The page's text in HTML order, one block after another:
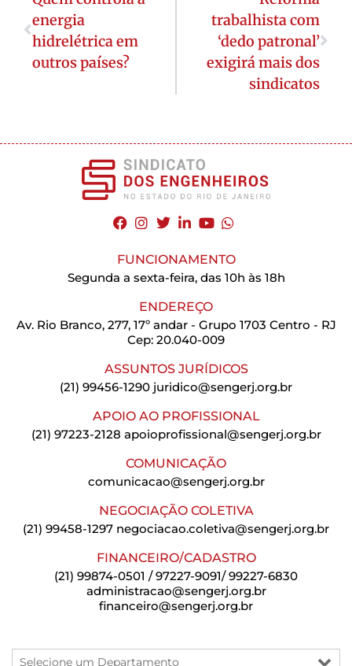
energia
hidrelétrica em
outros países?
trabalhista com
‘dedo patronal’
exigirá mais dos
sindicatos
FUNCIONAMENTO
Segunda a sexta-feira, das 10h às 18h
ENDEREÇO
Av. Rio Branco, 277, 17º andar - Grupo 1703 Centro - RJ
Cep: 20.040-009
ASSUNTOS JURÍDICOS
(21) 99456-1290 juridico@sengerj.org.br
APOIO AO PROFISSIONAL
(21) 97223-2128 apoioprofissional@sengerj.org.br
COMUNICAÇÃO
comunicacao@sengerj.org.br
NEGOCIAÇÃO COLETIVA
(21) 99458-1297 negociacao.coletiva@sengerj.org.br
FINANCEIRO/CADASTRO
(21) 99874-0501 / 97227-9091/ 99227-6830
administracao@sengerj.org.br
financeiro@sengerj.org.br